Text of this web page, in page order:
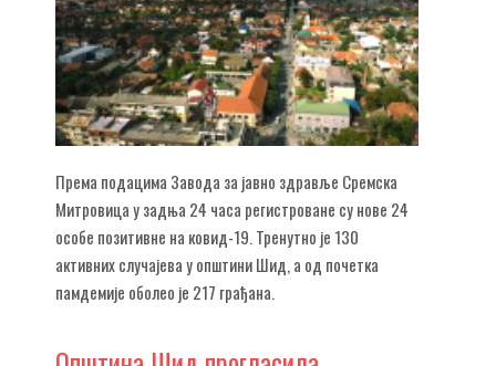
Према подацима Завода за јавно здравље Сремска
Митровица у задња 24 часа регистроване су нове 24
особе позитивне на ковид-19. Тренутно је 130
активних случајева у општини Шид, а од почетка
памдемије оболео је 217 грађана.